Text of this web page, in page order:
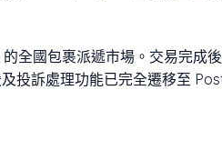
全國包裹派遞市場。交易完成
投訴處理功能已完全遷移至